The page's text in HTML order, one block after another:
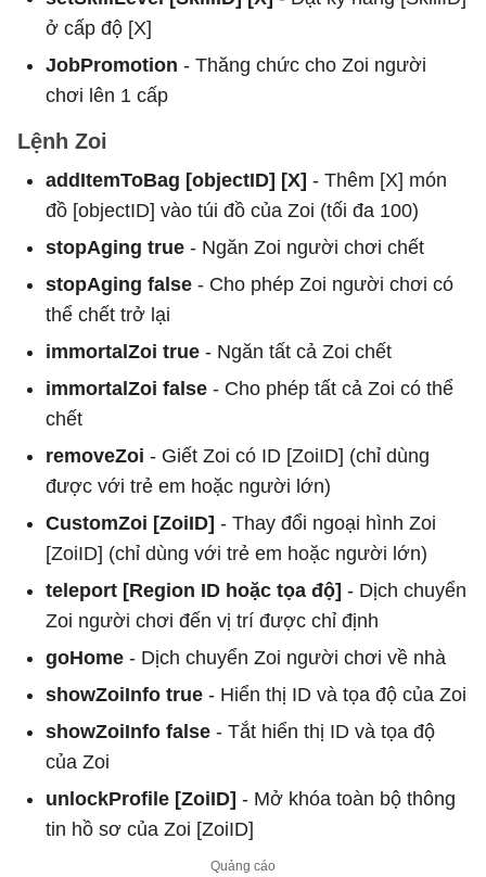
ở cấp độ [X]
JobPromotion - Thăng chức cho Zoi người
chơi lên 1 cấp
Lệnh Zoi
addItemToBag [objectID] [X] - Thêm [X] món
đồ [objectID] vào túi đồ của Zoi (tối đa 100)
stopAging true - Ngăn Zoi người chơi chết
stopAging false - Cho phép Zoi người chơi có
thể chết trở lại
immortalZoi true - Ngăn tất cả Zoi chết
immortalZoi false - Cho phép tất cả Zoi có thể
chết
removeZoi - Giết Zoi có ID [ZoiID] (chỉ dùng
được với trẻ em hoặc người lớn)
CustomZoi [ZoiID] - Thay đổi ngoại hình Zoi
[ZoiID] (chỉ dùng với trẻ em hoặc người lớn)
teleport [Region ID hoặc tọa độ] - Dịch chuyển
Zoi người chơi đến vị trí được chỉ định
goHome - Dịch chuyển Zoi người chơi về nhà
showZoiInfo true - Hiển thị ID và tọa độ của Zoi
showZoiInfo false - Tắt hiển thị ID và tọa độ
của Zoi
unlockProfile [ZoiID] - Mở khóa toàn bộ thông
tin hồ sơ của Zoi [ZoiID]